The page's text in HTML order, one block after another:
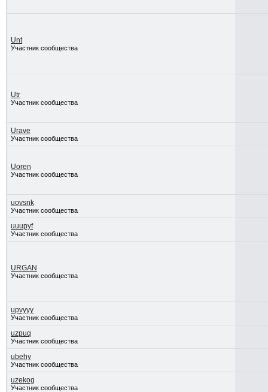
Unt
Участник сообщества
Utr
Участник сообщества
Urave
Участник сообщества
Uoren
Участник сообщества
uovsnk
Участник сообщества
uuupyf
Участник сообщества
URGAN
Участник сообщества
upvyyy
Участник сообщества
uzpuq
Участник сообщества
ubehy
Участник сообщества
uzekog
Участник сообщества